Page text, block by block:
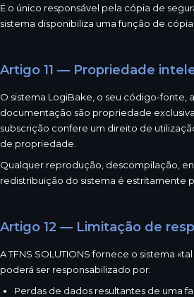
É o único responsável pela cópia de
sistema disponibiliza uma função de
Artigo 11 — Propriedade
O sistema LogiBake, o seu código-fonte,
documentação são propriedade exclusiva
subscrição confere um direito de
de propriedade.
Qualquer reprodução, descompilação,
redistribuição do sistema é estritamente
Artigo 12 — Limitação de
A TFNS SOLUTIONS fornece o sistema
poderá ser responsabilizado por:
Perdas de dados resultantes de uma